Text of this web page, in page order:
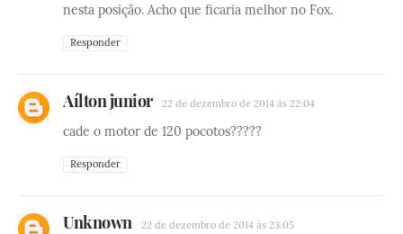
nesta posição. Acho que ficaria melhor no Fox.
Responder
Aílton junior 22 de dezembro de 2014 às 22:04
cade o motor de 120 pocotos?????
Responder
Unknown 22 de dezembro de 2014 às 23:05